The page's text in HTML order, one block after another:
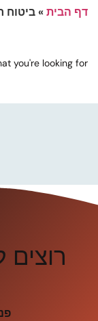
דף הבית»ביטוח
you're looking for.